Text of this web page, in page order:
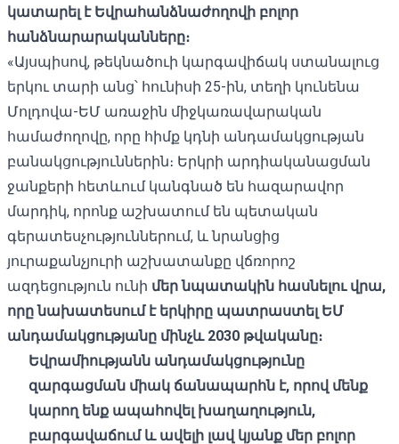
կատարել է Եվրահանձնաժողովի բոլոր
հանձնարարականները։
«Այսպիսով, թեկնածուի կարգավիճակ ստանալուց
երկու տարի անց՝ հունիսի 25-ին, տեղի կունենա
Մոլդովա-ԵՄ առաջին միջկառավարական
համաժողովը, որը հիմք կդնի անդամակցության
բանակցություններին։ Երկրի արդիականացման
ջանքերի հետևում կանգնած են հազարավոր
մարդիկ, որոնք աշխատում են պետական ​​
գերատեսչություններում, և նրանցից
յուրաքանչյուրի աշխատանքը վճռորոշ
ազդեցություն ունի մեր նպատակին հասնելու վրա,
որը նախատեսում է երկիրը պատրաստել ԵՄ
անդամակցությանը մինչև 2030 թվականը։
Եվրամիությանն անդամակցությունը
զարգացման միակ ճանապարհն է, որով մենք
կարող ենք ապահովել խաղաղություն,
բարգավաճում և ավելի լավ կյանք մեր բոլոր